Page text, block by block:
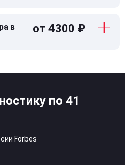
в
от 4300 ₽
по 41
Forbes